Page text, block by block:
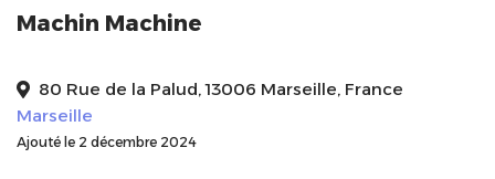
Machin Machine
80 Rue de la Palud, 13006 Marseille, France
Marseille
Ajouté le 2 décembre 2024